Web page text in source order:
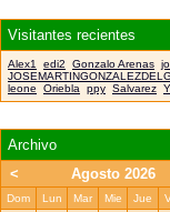
Visitantes recientes
Alex1 edi2 Gonzalo Arenas
leone
Oriebla ppy Salvarez
Archivo
<
Agosto 2026
Dom Lun Mar Mie Jue